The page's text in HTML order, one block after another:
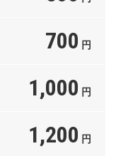
700 円
1,000 円
1,200 円